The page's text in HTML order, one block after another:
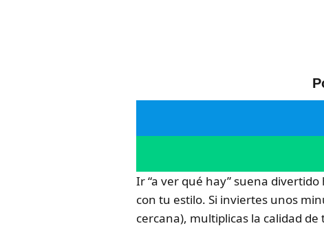
Ir “a ver qué hay” suena
con tu estilo. Si inviertes unos
cercana), multiplicas la calidad